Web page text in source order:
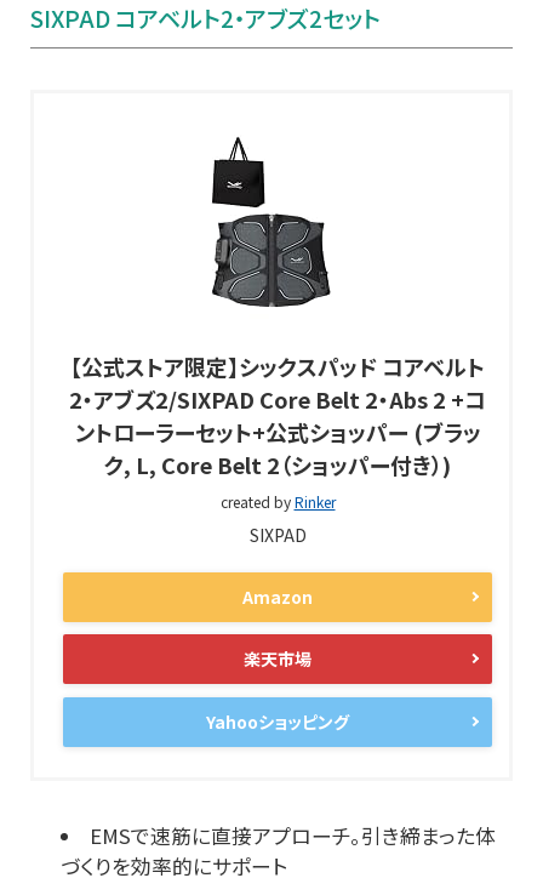
SIXPAD コアベルト2・アブズ2セット
【公式ストア限定】シックスパッド コアベルト
2・アブズ2/SIXPAD Core Belt 2・Abs 2 +コ
ントローラーセット+公式ショッパー (ブラッ
ク, L, Core Belt 2（ショッパー付き）)
created byRinker
SIXPAD
Amazon
楽天市場
Yahooショッピング
EMSで速筋に直接アプローチ。引き締まった体
づくりを効率的にサポート